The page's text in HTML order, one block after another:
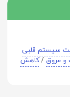
سیستم قلبی
عروق/کاهش